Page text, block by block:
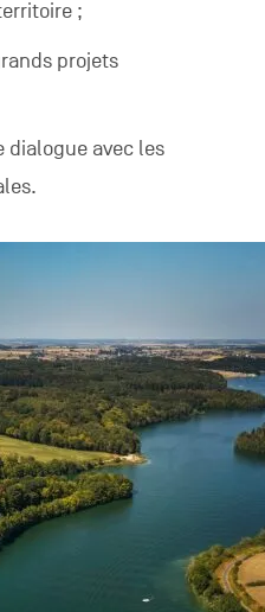
;
projets
dialogue avec les